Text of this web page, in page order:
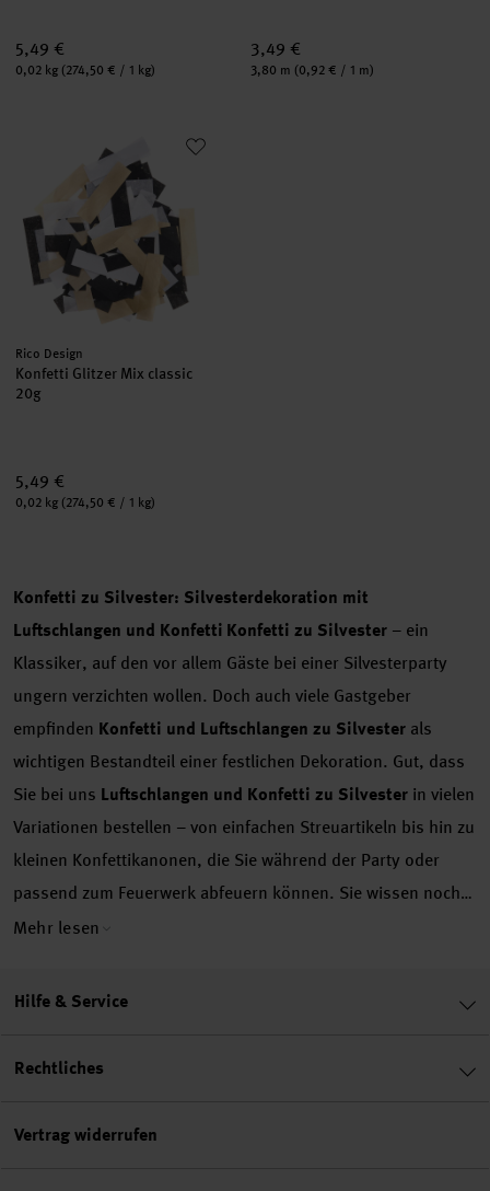
5,49 €
Inhalt:
0,02 kg (274,50 € / 1 kg)
3,49 €
Inhalt:
3,80 m (0,92 € / 1 m)
Konfetti Glitzer Mix classic 20g
Hersteller:
Rico Design
Konfetti Glitzer Mix classic
20g
5,49 €
Inhalt:
0,02 kg (274,50 € / 1 kg)
Konfetti zu Silvester: Silvesterdekoration mit
Luftschlangen und Konfetti Konfetti zu Silvester – ein
Klassiker, auf den vor allem Gäste bei einer Silvesterparty
ungern verzichten wollen. Doch auch viele Gastgeber
empfinden Konfetti und Luftschlangen zu Silvester als
wichtigen Bestandteil einer festlichen Dekoration. Gut, dass
Sie bei uns Luftschlangen und Konfetti zu Silvester in vielen
Variationen bestellen – von einfachen Streuartikeln bis hin zu
kleinen Konfettikanonen, die Sie während der Party oder
passend zum Feuerwerk abfeuern können. Sie wissen noch
nicht genau, ob Sie an Silvester wirklich mit Konfetti und
Deko-Tipps rund um Konfetti und Co. helfen Ihnen vielleicht
Luftschlangen zu Silvester: Warum sind Luftschlangen und
dürfen einige Elemente nie fehlen:
Mehr lesen
Hilfe & Service
Rechtliches
Vertrag widerrufen